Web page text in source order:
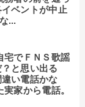
ベントが中止
...
宅でＦＮＳ歌謡
と思い出る
い電話かな
家から電話。